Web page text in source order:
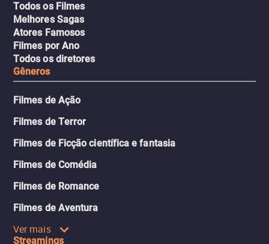
Todos os Filmes
Melhores Sagas
Atores Famosos
Filmes por Ano
Todos os diretores
Gêneros
Filmes de Ação
Filmes de Terror
Filmes de Ficção científica e fantasia
Filmes de Comédia
Filmes de Romance
Filmes de Aventura
Ver mais
Streamings